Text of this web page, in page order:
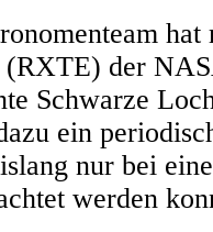
(RXTE) der
Schwarze
ein
nur bei
werden